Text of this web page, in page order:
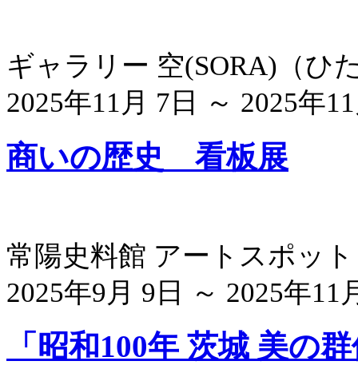
ギャラリー 空(SORA) （ひ
2025年11月 7日 ～ 2025年
商いの歴史 看板展
常陽史料館 アートスポット
2025年9月 9日 ～ 2025年11
「昭和100年 茨城 美の